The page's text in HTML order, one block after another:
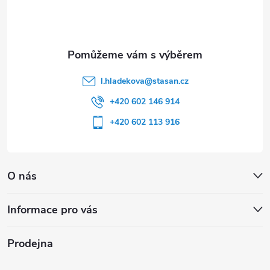
O nás
Informace pro vás
l.hladekova@stasan.cz
+420 602 146 914
+420 602 113 916
Prodejna